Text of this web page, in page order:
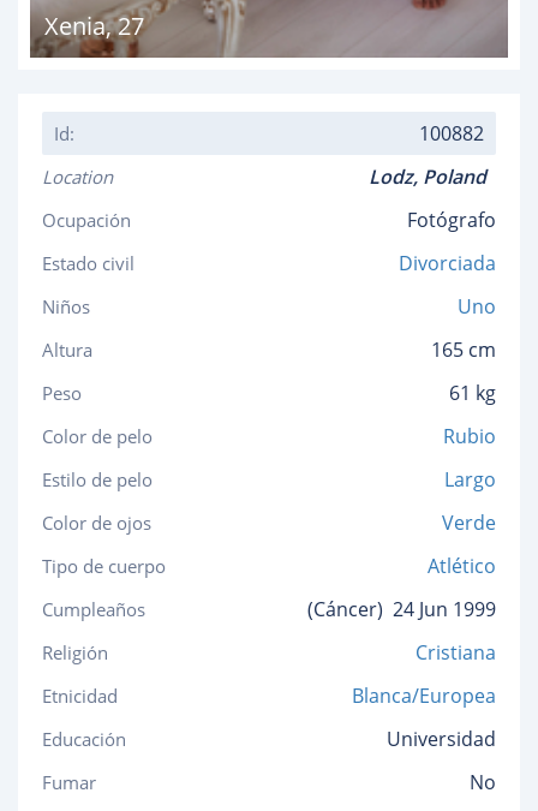
Xenia,27
Id: 100882
Location Lodz, Poland
Ocupación Fotógrafo
Estado civil Divorciada
Niños Uno
Altura 165 cm
Peso 61 kg
Color de pelo Rubio
Estilo de pelo Largo
Color de ojos Verde
Tipo de cuerpo Atlético
Cumpleaños (Cáncer) 24 Jun 1999
Religión Cristiana
Etnicidad Blanca/Europea
Educación Universidad
Fumar No